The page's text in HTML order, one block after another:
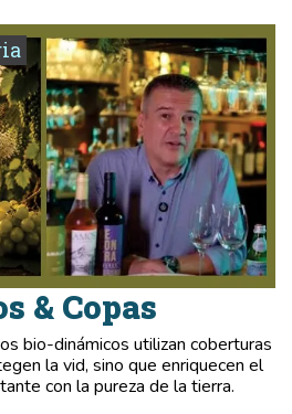
& Copas
bio-dinámicos utilizan coberturas
la vid, sino que enriquecen el
con la pureza de la tierra.